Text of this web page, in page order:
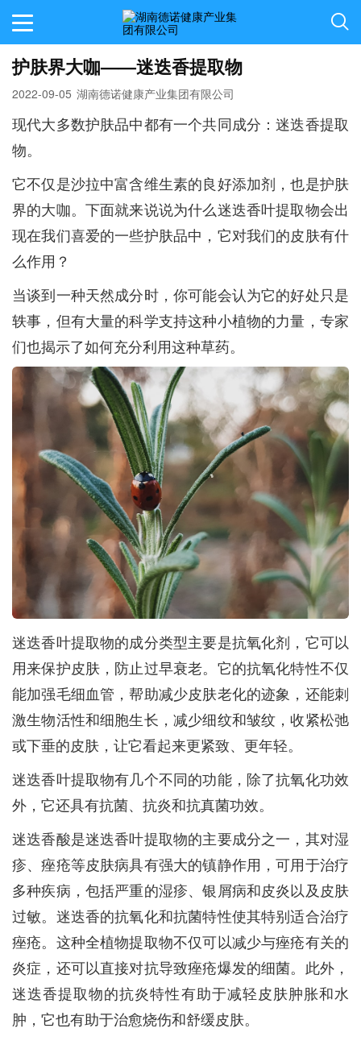
护肤界大咖——迷迭香提取物
2022-09-05 湖南德诺健康产业集团有限公司
现代大多数护肤品中都有一个共同成分：迷迭香提取
物。
它不仅是沙拉中富含维生素的良好添加剂，也是护肤
界的大咖。下面就来说说为什么迷迭香叶提取物会出
现在我们喜爱的一些护肤品中，它对我们的皮肤有什
么作用？
当谈到一种天然成分时，你可能会认为它的好处只是
轶事，但有大量的科学支持这种小植物的力量，专家
们也揭示了如何充分利用这种草药。
迷迭香叶提取物的成分类型主要是抗氧化剂，它可以
用来保护皮肤，防止过早衰老。它的抗氧化特性不仅
能加强毛细血管，帮助减少皮肤老化的迹象，还能刺
激生物活性和细胞生长，减少细纹和皱纹，收紧松弛
或下垂的皮肤，让它看起来更紧致、更年轻。
迷迭香叶提取物有几个不同的功能，除了抗氧化功效
外，它还具有抗菌、抗炎和抗真菌功效。
迷迭香酸是迷迭香叶提取物的主要成分之一，其对湿
疹、痤疮等皮肤病具有强大的镇静作用，可用于治疗
多种疾病，包括严重的湿疹、银屑病和皮炎以及皮肤
过敏。迷迭香的抗氧化和抗菌特性使其特别适合治疗
痤疮。这种全植物提取物不仅可以减少与痤疮有关的
炎症，还可以直接对抗导致痤疮爆发的细菌。此外，
迷迭香提取物的抗炎特性有助于减轻皮肤肿胀和水
肿，它也有助于治愈烧伤和舒缓皮肤。